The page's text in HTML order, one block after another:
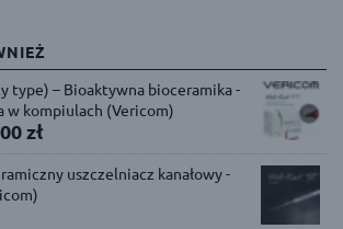
type) – Bioaktywna bioceramika -
w kompiulach (Vericom)
zł
uszczelniacz kanałowy -